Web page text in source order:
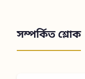
সম্পর্কিত শ্লোক